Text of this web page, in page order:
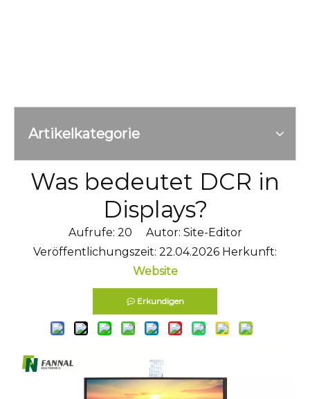
Artikelkategorie
Was bedeutet DCR in
Displays?
Aufrufe: 20 Autor: Site-Editor
Veröffentlichungszeit: 22.04.2026 Herkunft:
Website
Erkundigen